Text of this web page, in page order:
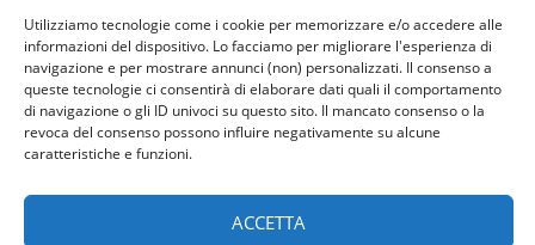
Utilizziamo tecnologie come i cookie per memorizzare e/o accedere alle
informazioni del dispositivo. Lo facciamo per migliorare l'esperienza di
navigazione e per mostrare annunci (non) personalizzati. Il consenso a
queste tecnologie ci consentirà di elaborare dati quali il comportamento
di navigazione o gli ID univoci su questo sito. Il mancato consenso o la
revoca del consenso possono influire negativamente su alcune
caratteristiche e funzioni.
ACCETTA
Latera: Si rinnova il tradizionale appuntamento
con la Festa di Sant’Isidoro agricoltore
Facebook
Instagram
Twitter